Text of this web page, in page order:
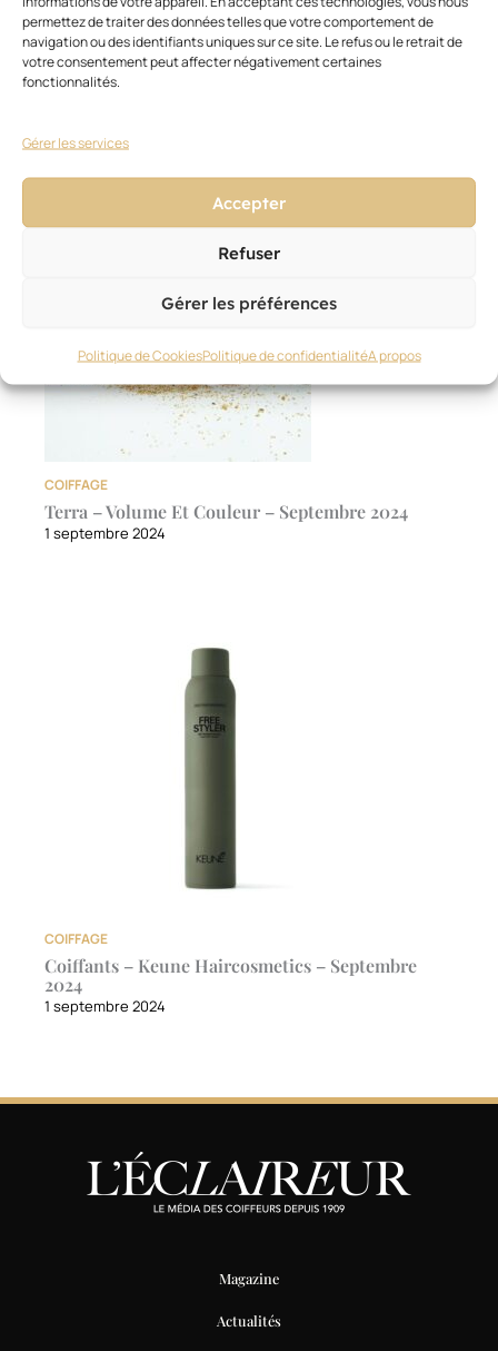
permettez de traiter des données telles que votre comportement de
navigation ou des identifiants uniques sur ce site. Le refus ou le retrait de
votre consentement peut affecter négativement certaines
fonctionnalités.
Gérer les services
Accepter
Refuser
Gérer les préférences
Politique de CookiesPolitique de confidentialitéA propos
Keune et Romee Strijd
30 juin 2026
COIFFAGE
Terra – Volume Et Couleur – Septembre 2024
1 septembre 2024
COIFFAGE
Coiffants – Keune Haircosmetics – Septembre
2024
1 septembre 2024
Magazine
Actualités